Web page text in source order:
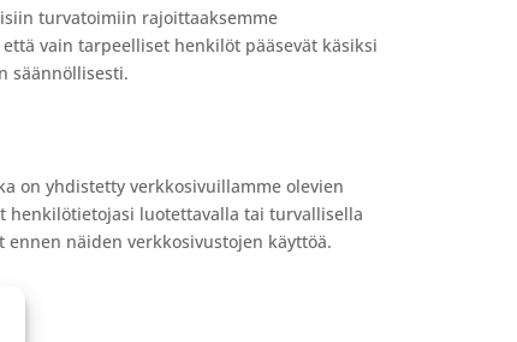
turvatoimiin rajoittaaksemme
vain tarpeelliset henkilöt pääsevät käsiksi
säännöllisesti.
on yhdistetty verkkosivuillamme olevien
henkilötietojasi luotettavalla tai turvallisella
näiden verkkosivustojen käyttöä.